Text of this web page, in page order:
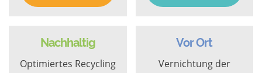
Nachhaltig
Optimiertes Recycling
Vor Ort
Vernichtung der